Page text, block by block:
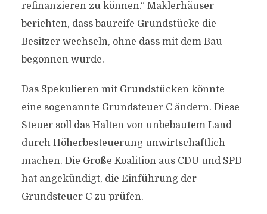
refinanzieren zu können.“ Maklerhäuser
berichten, dass baureife Grundstücke die
Besitzer wechseln, ohne dass mit dem Bau
begonnen wurde.
Das Spekulieren mit Grundstücken könnte
eine sogenannte Grundsteuer C ändern. Diese
Steuer soll das Halten von unbebautem Land
durch Höherbesteuerung unwirtschaftlich
machen. Die Große Koalition aus CDU und SPD
hat angekündigt, die Einführung der
Grundsteuer C zu prüfen.